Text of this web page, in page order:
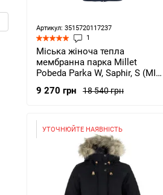
Артикул: 3515720117237
1
Міська жіноча тепла
мембранна парка Millet
Pobeda Parka W, Saphir, S (MIV
18 540 грн
9 270 грн
УТОЧНЮЙТЕ НАЯВНІСТЬ